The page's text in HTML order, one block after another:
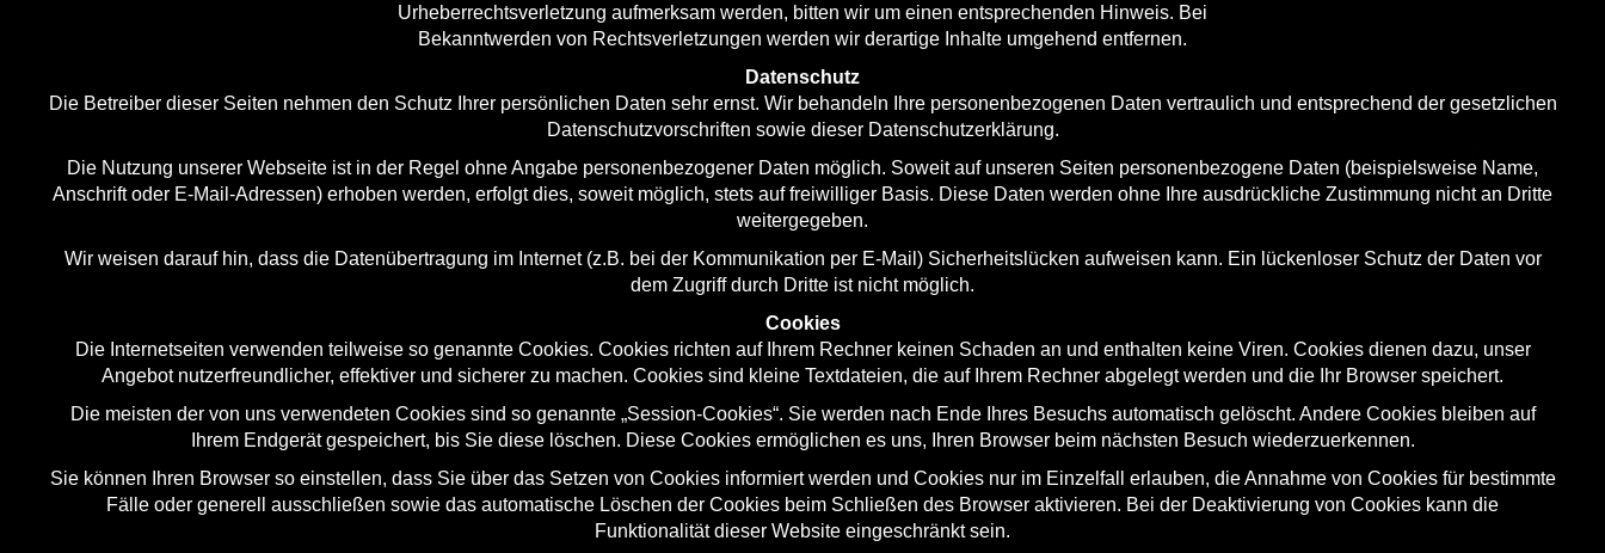
Urheberrechtsverletzung aufmerksam werden, bitten wir um einen entsprechenden Hinweis. Bei
Bekanntwerden von Rechtsverletzungen werden wir derartige Inhalte umgehend entfernen.
Datenschutz
Die Betreiber dieser Seiten nehmen den Schutz Ihrer persönlichen Daten sehr ernst. Wir behandeln Ihre personenbezogenen Daten vertraulich und entsprechend der gesetzlichen
Datenschutzvorschriften sowie dieser Datenschutzerklärung.
Die Nutzung unserer Webseite ist in der Regel ohne Angabe personenbezogener Daten möglich. Soweit auf unseren Seiten personenbezogene Daten (beispielsweise Name,
Anschrift oder E-Mail-Adressen) erhoben werden, erfolgt dies, soweit möglich, stets auf freiwilliger Basis. Diese Daten werden ohne Ihre ausdrückliche Zustimmung nicht an Dritte
weitergegeben.
Wir weisen darauf hin, dass die Datenübertragung im Internet (z.B. bei der Kommunikation per E-Mail) Sicherheitslücken aufweisen kann. Ein lückenloser Schutz der Daten vor
dem Zugriff durch Dritte ist nicht möglich.
Cookies
Die Internetseiten verwenden teilweise so genannte Cookies. Cookies richten auf Ihrem Rechner keinen Schaden an und enthalten keine Viren. Cookies dienen dazu, unser
Angebot nutzerfreundlicher, effektiver und sicherer zu machen. Cookies sind kleine Textdateien, die auf Ihrem Rechner abgelegt werden und die Ihr Browser speichert.
Die meisten der von uns verwendeten Cookies sind so genannte „Session-Cookies“. Sie werden nach Ende Ihres Besuchs automatisch gelöscht. Andere Cookies bleiben auf
Ihrem Endgerät gespeichert, bis Sie diese löschen. Diese Cookies ermöglichen es uns, Ihren Browser beim nächsten Besuch wiederzuerkennen.
Sie können Ihren Browser so einstellen, dass Sie über das Setzen von Cookies informiert werden und Cookies nur im Einzelfall erlauben, die Annahme von Cookies für bestimmte
Fälle oder generell ausschließen sowie das automatische Löschen der Cookies beim Schließen des Browser aktivieren. Bei der Deaktivierung von Cookies kann die
Funktionalität dieser Website eingeschränkt sein.